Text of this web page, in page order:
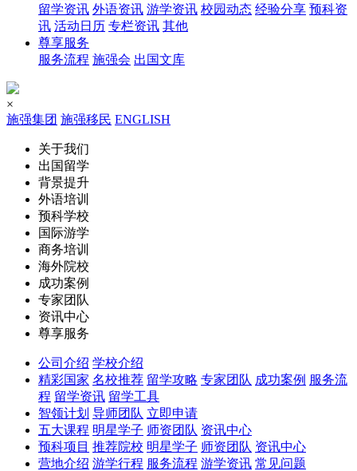
留学资讯 外语资讯 游学资讯 校园动态 经验分享 预科资
讯 活动日历 专栏资讯 其他
尊享服务
服务流程 施强会 出国文库
×
施强集团 施强移民 ENGLISH
关于我们
出国留学
背景提升
外语培训
预科学校
国际游学
商务培训
海外院校
成功案例
专家团队
资讯中心
尊享服务
公司介绍 学校介绍
精彩国家 名校推荐 留学攻略 专家团队 成功案例 服务流
程 留学资讯 留学工具
智领计划 导师团队 立即申请
五大课程 明星学子 师资团队 资讯中心
预科项目 推荐院校 明星学子 师资团队 资讯中心
营地介绍 游学行程 服务流程 游学资讯 常见问题